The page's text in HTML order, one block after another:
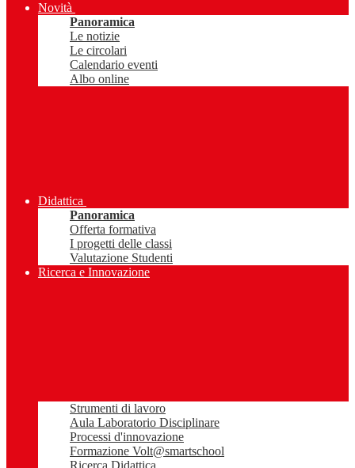
Novità
Panoramica
Le notizie
Le circolari
Calendario eventi
Albo online
Didattica
Panoramica
Offerta formativa
I progetti delle classi
Valutazione Studenti
Ricerca e Innovazione
Strumenti di lavoro
Aula Laboratorio Disciplinare
Processi d'innovazione
Formazione Volt@smartschool